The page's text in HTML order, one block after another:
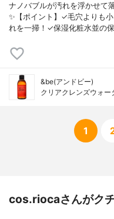
ナノバブルが汚れを浮かせて
✨【ポイント】✓毛穴よりも
れを一掃！✓保湿化粧水並の
&be(アンドビー)
クリアクレンズウォー
1
cos.riocaさんがク